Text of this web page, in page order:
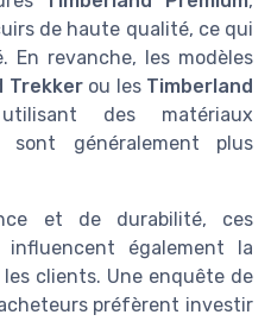
de haute qualité, ce qui
En revanche, les modèles
Trekkerou les Timberland
des matériaux
généralement plus
et de durabilité, ces
également la
clients. Une enquête de
préfèrent investir